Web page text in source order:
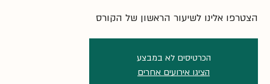
הצטרפו אלינו לשיעור הראשון של הקורס
הכרטיסים לא במבצע
הציגו אירועים אחרים